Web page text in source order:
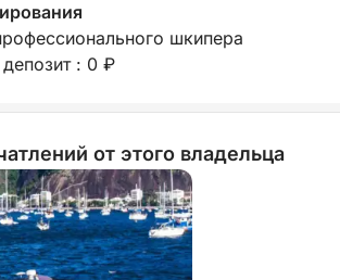
процессе создания.шкипера
: 0 ₽
от этого владельца